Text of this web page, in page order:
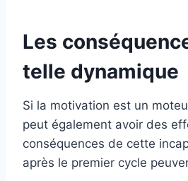
Les
telle dynamique
Si la motivation est un
peut également avoir des
conséquences de cette
après le premier cycle